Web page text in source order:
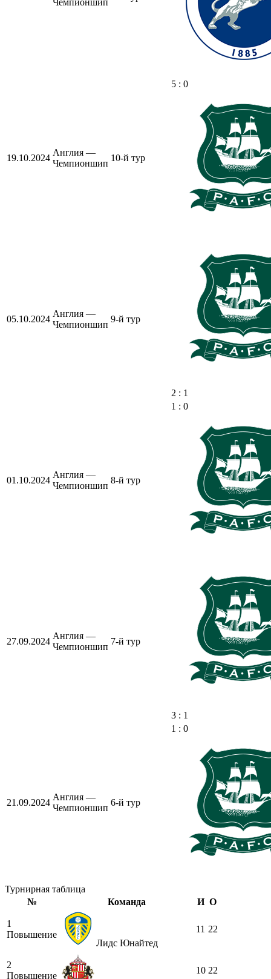
19.10.2024
Англия —
Чемпионшип
10-й тур
5 : 0
05.10.2024
Англия —
Чемпионшип
9-й тур
2 : 1
01.10.2024
Англия —
Чемпионшип
8-й тур
1 : 0
27.09.2024
Англия —
Чемпионшип
7-й тур
3 : 1
21.09.2024
Англия —
Чемпионшип
6-й тур
1 : 0
Турнирная таблица
№
Команда И О
1
Повышение
Лидс Юнайтед
11 22
2
Повышение
10 22